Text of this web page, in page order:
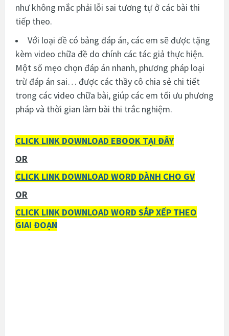
như không mắc phải lỗi sai tương tự ở các bài thi
tiếp theo.
Với loại đề có bảng đáp án, các em sẽ được tặng
kèm video chữa đề do chính các tác giả thực hiện.
Một số mẹo chọn đáp án nhanh, phương pháp loại
trừ đáp án sai… được các thầy cô chia sẻ chi tiết
trong các video chữa bài, giúp các em tối ưu phương
pháp và thời gian làm bài thi trắc nghiệm.
CLICK LINK DOWNLOAD EBOOK TẠI ĐÂY
OR
CLICK LINK DOWNLOAD WORD DÀNH CHO GV
OR
CLICK LINK DOWNLOAD WORD SẮP XẾP THEO
GIAI ĐOẠN